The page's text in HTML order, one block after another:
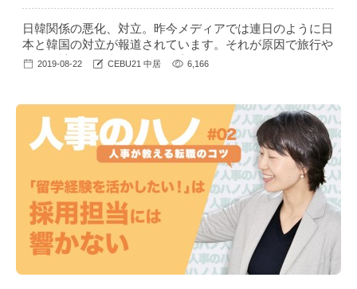
日韓関係の悪化、対立。昨今メディアでは連日のように日
本と韓国の対立が報道されています。それが原因で旅行や
留学の計画を見直されている方もいらっしゃるのではない
2019-08-22 CEBU21 中居 6,166